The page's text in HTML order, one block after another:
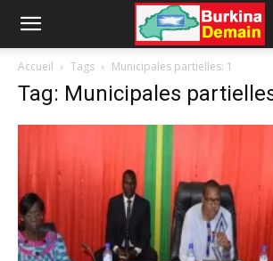
Accueil Tags Municipales partielles: 1
Tag: Municipales